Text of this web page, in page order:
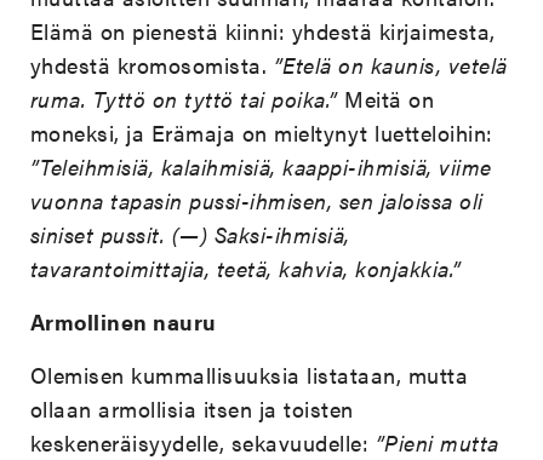
Elämä on pienestä kiinni: yhdestä kirjaimesta,
yhdestä kromosomista. ”Etelä on kaunis, vetelä
ruma. Tyttö on tyttö tai poika.” Meitä on
moneksi, ja Erämaja on mieltynyt luetteloihin:
”Teleihmisiä, kalaihmisiä, kaappi-ihmisiä, viime
vuonna tapasin pussi-ihmisen, sen jaloissa oli
siniset pussit. (—) Saksi-ihmisiä,
tavarantoimittajia, teetä, kahvia, konjakkia.”
Armollinen nauru
Olemisen kummallisuuksia listataan, mutta
ollaan armollisia itsen ja toisten
keskeneräisyydelle, sekavuudelle: ”Pieni mutta